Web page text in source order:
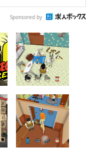
Sponsored by